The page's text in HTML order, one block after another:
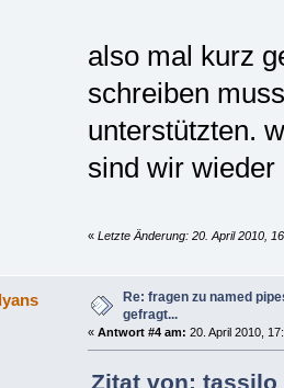
also mal kurz
schreiben
unterstützten.
sind wir
« Letzte Änderung: 20. April 2010,
Re: fragen zu named
gefragt...
« Antwort #4 am: 20. April 2010,
Zitat von: tassilo